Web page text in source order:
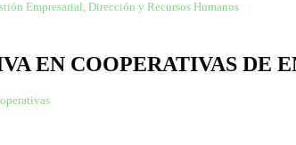
Empresarial, Dirección y Recursos Humanos
EN COOPERATIVAS DE